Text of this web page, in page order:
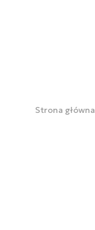
Strona główna